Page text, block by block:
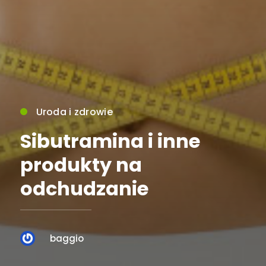
Uroda i zdrowie
Sibutramina i inne
produkty na
odchudzanie
baggio